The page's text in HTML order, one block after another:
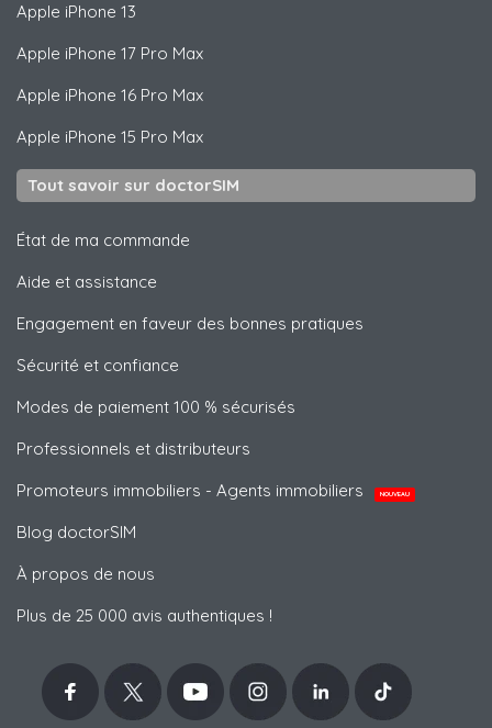
Apple iPhone 13
Apple iPhone 17 Pro Max
Apple iPhone 16 Pro Max
Apple iPhone 15 Pro Max
Tout savoir sur doctorSIM
État de ma commande
Aide et assistance
Engagement en faveur des bonnes pratiques
Sécurité et confiance
Modes de paiement 100 % sécurisés
Professionnels et distributeurs
Promoteurs immobiliers - Agents immobiliers
NOUVEAU
Blog doctorSIM
À propos de nous
Plus de 25 000 avis authentiques !